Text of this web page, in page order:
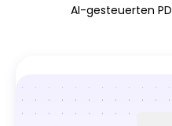
Erforschen
KI-Video
AI-gesteuerten